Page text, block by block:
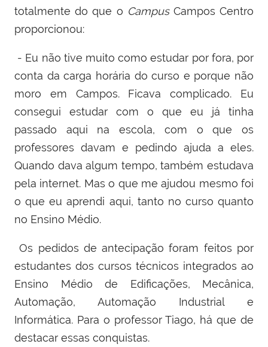
totalmente do que o CampusCampos Centro
proporcionou:
- Eu não tive muito como estudar por fora, por
conta da carga horária do curso e porque não
moro em Campos. Ficava complicado. Eu
consegui estudar com o que eu já tinha
passado aqui na escola, com o que os
professores davam e pedindo ajuda a eles.
Quando dava algum tempo, também estudava
pela internet. Mas o que me ajudou mesmo foi
o que eu aprendi aqui, tanto no curso quanto
no Ensino Médio.
Os pedidos de antecipação foram feitos por
estudantes dos cursos técnicos integrados ao
Ensino Médio de Edificações, Mecânica,
Automação, Automação Industrial e
Informática. Para o professor Tiago, há que de
destacar essas conquistas.